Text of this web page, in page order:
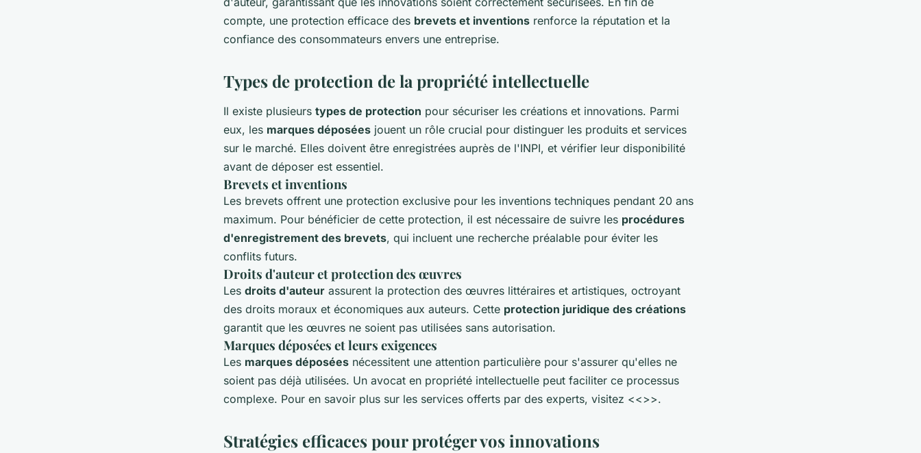
compte, une protection efficace des brevets et inventions renforce la réputation et la
confiance des consommateurs envers une entreprise.
Types de protection de la propriété intellectuelle
Il existe plusieurs types de protection pour sécuriser les créations et innovations. Parmi
eux, les marques déposées jouent un rôle crucial pour distinguer les produits et services
sur le marché. Elles doivent être enregistrées auprès de l'INPI, et vérifier leur disponibilité
avant de déposer est essentiel.
Brevets et inventions
Les brevets offrent une protection exclusive pour les inventions techniques pendant 20 ans
maximum. Pour bénéficier de cette protection, il est nécessaire de suivre les procédures
d'enregistrement des brevets, qui incluent une recherche préalable pour éviter les
conflits futurs.
Droits d'auteur et protection des œuvres
Les droits d'auteur assurent la protection des œuvres littéraires et artistiques, octroyant
des droits moraux et économiques aux auteurs. Cette protection juridique des créations
garantit que les œuvres ne soient pas utilisées sans autorisation.
Marques déposées et leurs exigences
Les marques déposées nécessitent une attention particulière pour s'assurer qu'elles ne
soient pas déjà utilisées. Un avocat en propriété intellectuelle peut faciliter ce processus
complexe. Pour en savoir plus sur les services offerts par des experts, visitez <<>>.
Stratégies efficaces pour protéger vos innovations